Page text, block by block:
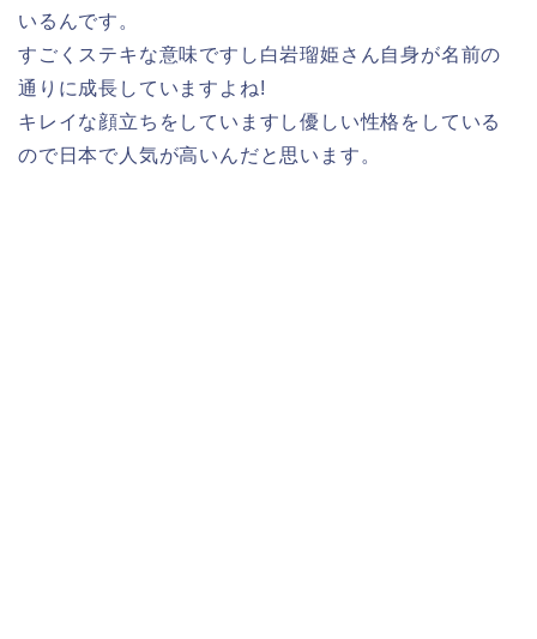
いるんです。
すごくステキな意味ですし白岩瑠姫さん自身が名前の
通りに成長していますよね!
キレイな顔立ちをしていますし優しい性格をしている
ので日本で人気が高いんだと思います。